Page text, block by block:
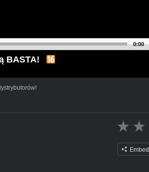
0:00
BASTA!
Embed